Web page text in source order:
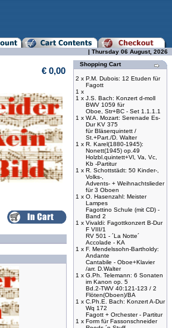
| Thursday 06 August, 2026
€ 0,00
Shopping Cart
2 x P.M. Dubois: 12 Etuden für
Fagott
1 x
1 x J.S. Bach: Konzert d-moll
BWV 1059 für
Oboe, Str+BC - Set 1.1.1.1
1 x W.A. Mozart: Serenade Es-
Dur KV 375
für Bläserquintett /
St.+Part./D. Walter
1 x R. Karel(1880-1945):
Nonett(1945) op.49
Holzbl.quintett+Vl, Va, Vc,
Kb -Partitur
1 x R. Schottstädt: 50 Kinder-,
Volks-,
Advents- + Weihnachtslieder
für 3 Oboen
1 x O. Hasenzahl: Meister
Lampes
Fagottino Schule (mit CD) -
Band 2
1 x Vivaldi: Fagottkonzert B-Dur
F VIII/1
RV 501 - ´La Notte´
Accolade - KA
1 x F. Mendelssohn-Bartholdy:
Andante
Cantabile - Oboe+Klavier
/arr. D.Walter
1 x G.Ph. Telemann: 6 Sonaten
im Kanon op. 5
Bd.2-TWV 40:121-123 / 2
Flöten(Oboen)/BA
1 x C.Ph.E. Bach: Konzert A-Dur
Wq 172
Fagott + Orchester - Partitur
1 x Form für Fassonschneider